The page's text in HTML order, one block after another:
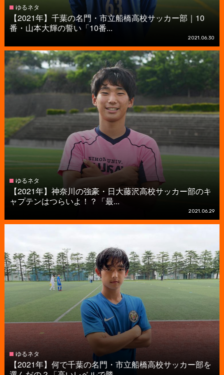
ゆるネタ
【2021年】千葉の名門・市立船橋高校サッカー部｜10
番・山本大輝の誓い「10番...
2021.06.30
ゆるネタ
【2021年】神奈川の強豪・日大藤沢高校サッカー部のキ
ャプテンはつらいよ！？「最...
2021.06.29
ゆるネタ
【2021年】何で千葉の名門・市立船橋高校サッカー部を